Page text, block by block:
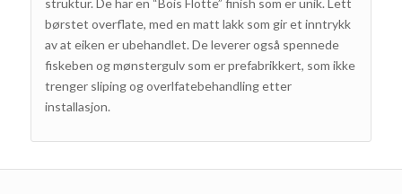
struktur. De har en “Bois Flotte” finish som er unik. Lett
børstet overflate, med en matt lakk som gir et inntrykk
av at eiken er ubehandlet. De leverer også spennede
fiskeben og mønstergulv som er prefabrikkert, som ikke
trenger sliping og overlfatebehandling etter
installasjon.